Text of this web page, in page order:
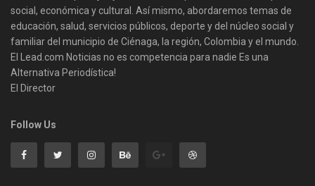
social, económica y cultural. Así mismo, abordaremos temas de
educación, salud, servicios públicos, deporte y del núcleo social y
familiar del municipio de Ciénaga, la región, Colombia y el mundo.
El Lead.com Noticias no es competencia para nadie Es una
Alternativa Periodística!
El Director
Follow Us